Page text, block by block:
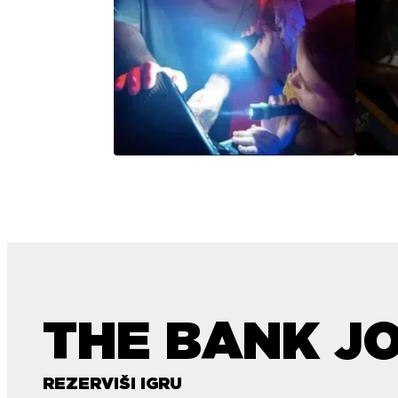
THE BANK
REZERVIŠI IGRU